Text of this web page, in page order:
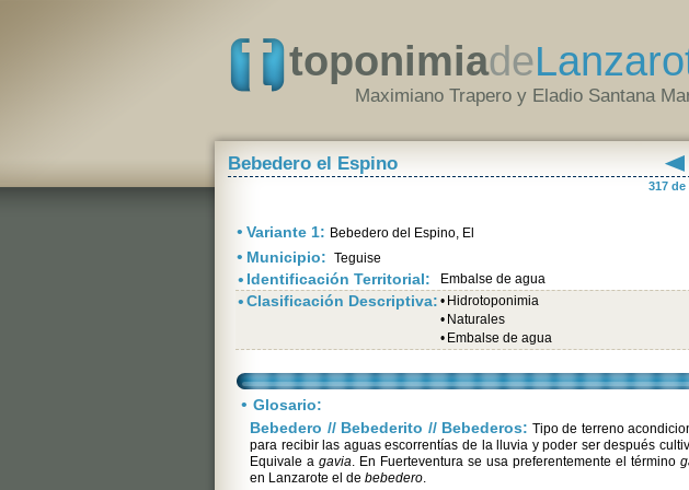
toponimiade
Maximiano Trapero y Eladio Santana
Bebedero el Espino
317 de
• Variante 1: Bebedero del Espino, El
• Municipio: Teguise
• Identificación Territorial: Embalse de agua
•Clasificación Descriptiva: • Hidrotoponimia
• Naturales
• Embalse de agua
• Glosario:
Bebedero // Bebederito // Bebederos: Tipo de terreno
para recibir las aguas escorrentías de la lluvia y poder ser después
Equivale a gavia. En Fuerteventura se usa preferentemente el término
en Lanzarote el de bebedero.